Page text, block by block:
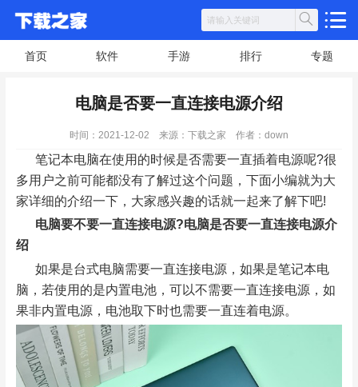
首页 软件 手游 排行 专题
电脑是否要一直连接电源介绍
时间：2021-12-02 来源：下载之家 作者：down
笔记本电脑在使用的时候是否需要一直插着电源呢?很
多用户之前可能都没有了解过这个问题，下面小编就为大
家详细的介绍一下，大家感兴趣的话就一起来了解下吧!
电脑要不要一直连接电源?电脑是否要一直连接电源介
绍
如果是台式电脑需要一直连接电源，如果是笔记本电
脑，若使用的是内置电池，可以不需要一直连接电源，如
果非内置电源，电池取下时也需要一直连着电源。